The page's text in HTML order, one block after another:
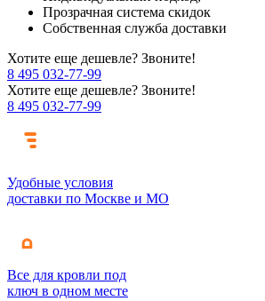
Прозрачная система скидок
Собственная служба доставки
Хотите еще дешевле? Звоните!
8 495 032-77-99
Хотите еще дешевле? Звоните!
8 495 032-77-99
Удобные условия
доставки по Москве и МО
Все для кровли под
ключ в одном месте